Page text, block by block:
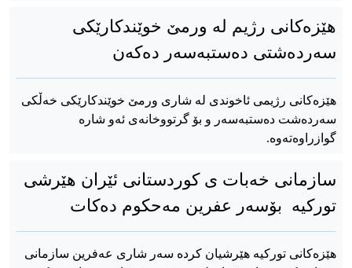
هێزەکانی رژیم لە ورمێ خوێندکارێکی
سەردەشتی دەستبەسەر دەکەن
هێزەکانی رژیمی ئاخوندی لە شاری ورمێ خوێندکارێکی خەڵکی
سەردەشت دەستبەسەر و بۆ گرتووخانەی ئەو شارە
گوازراوەتەوە.
سازمانی خەبات ی کوردستانی ئێران هێرشی
تورکیە بۆسەر عفرین مەحکوم دەکات
هێزەکانی تورکیە هێرشیان کردە سەر شاری عەفرین سازمانی